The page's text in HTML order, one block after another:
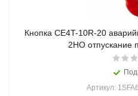
Кнопка CE4T-10R-20
2НО отпускание
Под
Артикул: